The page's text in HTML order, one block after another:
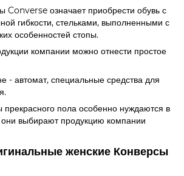
Converse означает приобрести обувь с
гибкости, стельками, выполненными с
особенностей стопы.
компании можно отнести простое
- автомат, специальные средства для
прекрасного пола особенно нуждаются в
выбирают продукцию компании
женские Конверсы